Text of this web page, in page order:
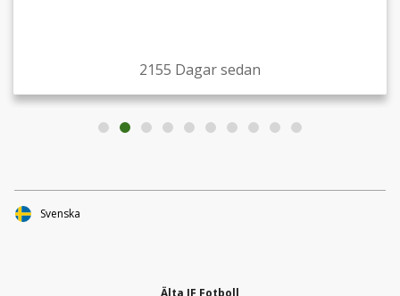
2155 Dagar sedan
Älta IF Fotboll
Svenska